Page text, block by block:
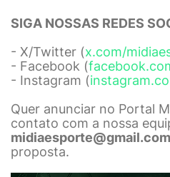
SIGA NOSSAS REDES
- X/Twitter (x.com/
- Facebook (
- Instagram (
Quer anunciar no Portal
contato com a nossa
midiaesporte@gmail.com
proposta.